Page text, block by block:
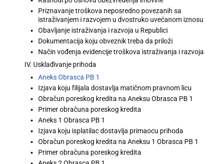
Priznavanje troškova neposredno povezanih sa
istraživanjem i razvojem u dvostruko uvećanom iznosu
Obavljanje istraživanja i razvoja u Republici
Dokumentacija koju obveznik treba da priloži
Način vođenja evidencije troškova istraživanja i razvoja
IV. Usklađivanje prihoda
Aneks Obrasca PB 1
Izjava koju filijala dostavlja matičnom pravnom licu
Obračun poreskog kredita na Aneksu Obrasca PB 1
Primer obračuna poreskog kredita
Aneks 1 Obrasca PB 1
Izjava koju isplatilac dostavlja primaocu prihoda
Obračun poreskog kredita na Aneksu 1 Obrasca PB 1
Primer obračuna poreskog kredita